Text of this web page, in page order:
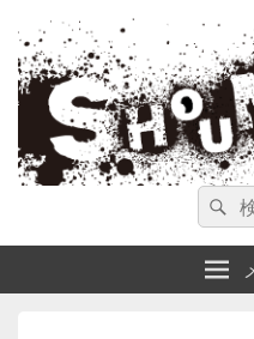
ガンスミス 庄
庄松屋は様々なガンスミスを 製作
検
索
対
象:
検
索